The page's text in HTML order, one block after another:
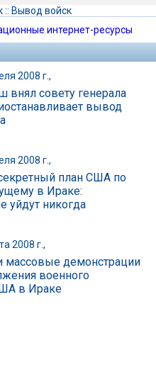
:: Вывод войск
интернет-ресурсы
2008 г.,
внял совету генерала
вывод
2008 г.,
план США по
в Ираке:
уйдут никогда
2008 г.,
демонстрации
военного
в Ираке